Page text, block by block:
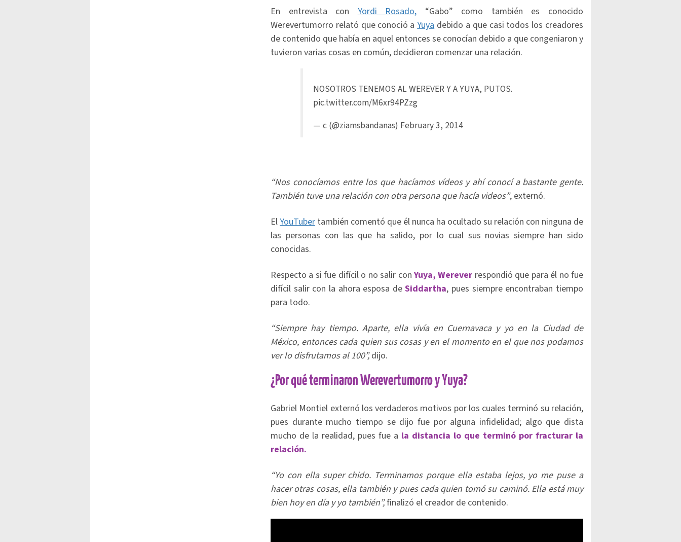
En entrevista con Yordi Rosado, “Gabo” como también es conocido
Werevertumorro relató que conoció aYuya debido a que casi todos los creadores
de contenido que había en aquel entonces se conocían debido a que congeniaron y
tuvieron varias cosas en común, decidieron comenzar una relación.
NOSOTROS TENEMOS AL WEREVER Y A YUYA, PUTOS.
pic.twitter.com/M6xr94PZzg
— c (@ziamsbandanas) February 3, 2014
“Nos conocíamos entre los que hacíamos vídeos y ahí conocí a bastante gente.
También tuve una relación con otra persona que hacía videos”, externó.
ElYouTuber también comentó que él nunca ha ocultado su relación con ninguna de
las personas con las que ha salido, por lo cual sus novias siempre han sido
conocidas.
Respecto a si fue difícil o no salir conYuya, Werever respondió que para él no fue
difícil salir con la ahora esposa deSiddartha, pues siempre encontraban tiempo
para todo.
“Siempre hay tiempo. Aparte, ella vivía en Cuernavaca y yo en la Ciudad de
México, entonces cada quien sus cosas y en el momento en el que nos podamos
ver lo disfrutamos al 100”,dijo.
¿Por qué terminaron Werevertumorro y Yuya?
Gabriel Montiel externó los verdaderos motivos por los cuales terminó su relación,
pues durante mucho tiempo se dijo fue por alguna infidelidad; algo que dista
mucho de la realidad, pues fue a la distancia lo que terminó por fracturar la
relación.
“Yo con ella super chido. Terminamos porque ella estaba lejos, yo me puse a
hacer otras cosas, ella también y pues cada quien tomó su caminó. Ella está muy
bien hoy en día y yo también”,finalizó el creador de contenido.